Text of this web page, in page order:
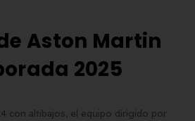
Aston Martin
2025
con altibajos, el equipo dirigido por